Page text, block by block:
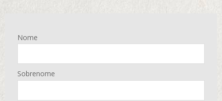
Nome
Sobrenome